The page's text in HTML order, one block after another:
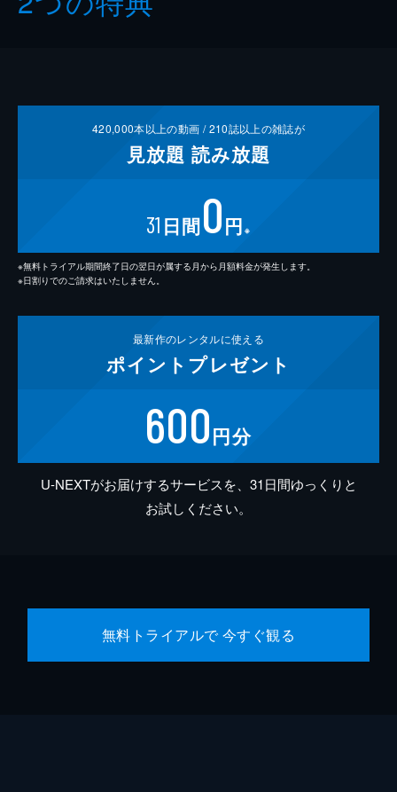
420,000本以上の動画 /210誌以上の雑誌が
見放題 読み放題
31 日間0円 ※
※無料トライアル期間終了日の翌日が属する月から月額料金が発生します。
※日割りでのご請求はいたしません。
最新作のレンタルに使える
ポイント プレゼント
600円分
U-NEXTがお届けするサービスを、31日間ゆっくりと
お試しください。
無料トライアルで 今すぐ観る